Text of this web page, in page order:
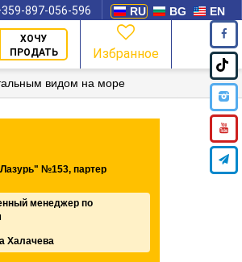
RU BG EN
897-056-596
ХОЧУ
ПРОДАТЬ
Избранное
видом на море
№153, партер
менеджер по
Халачева